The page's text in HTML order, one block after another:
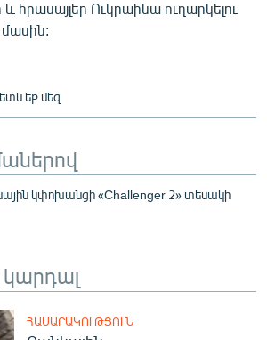
հրասայլեր Ուկրաինա ուղարկելու
մեզ
կփոխանցի «Challenger 2» տեսակի
ՀԱՍԱՐԱԿՈՒԹՅՈՒՆ